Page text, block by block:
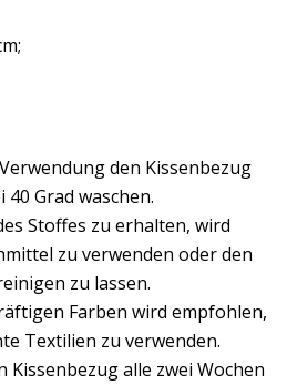
den Kissenbezug
Grad waschen.
Stoffes zu erhalten, wird
zu verwenden oder den
zu lassen.
Farben wird empfohlen,
Textilien zu verwenden.
Kissenbezug alle zwei Wochen